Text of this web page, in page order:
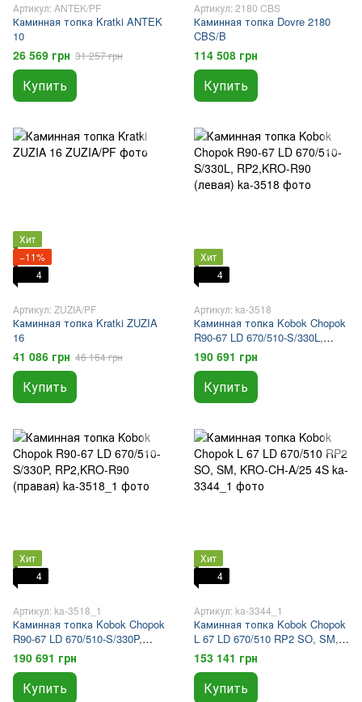
Артикул: ANTEK/PF
Каминная топка Kratki ANTEK
10
26 569 грн 31 257 грн
Купить
Артикул: 2180 CBS
Каминная топка Dovre 2180
CBS/B
114 508 грн
Купить
Хит
−11%
4
Артикул: ZUZIA/PF
Каминная топка Kratki ZUZIA
16
41 086 грн 46 164 грн
Купить
Хит
4
Артикул: ka-3518
Каминная топка Kobok Chopok
R90-67 LD 670/510-S/330L,
RP2,KRO-R90 (левая)
190 691 грн
Купить
Хит
4
Артикул: ka-3518_1
Каминная топка Kobok Chopok
R90-67 LD 670/510-S/330P,
RP2,KRO-R90 (правая)
190 691 грн
Купить
Хит
4
Артикул: ka-3344_1
Каминная топка Kobok Chopok
L 67 LD 670/510 RP2 SO, SM,
KRO-CH-A/25 4S
153 141 грн
Купить